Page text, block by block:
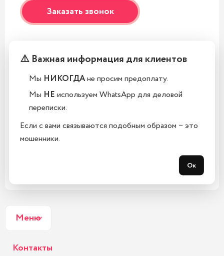
Меню
Контакты
⚠️ Важная информация для клиентов
Мы НИКОГДАне просим предоплату.
Мы НЕ используем WhatsApp для деловой
переписки.
Если с вами связываются подобным образом − это
мошенники.
Ок